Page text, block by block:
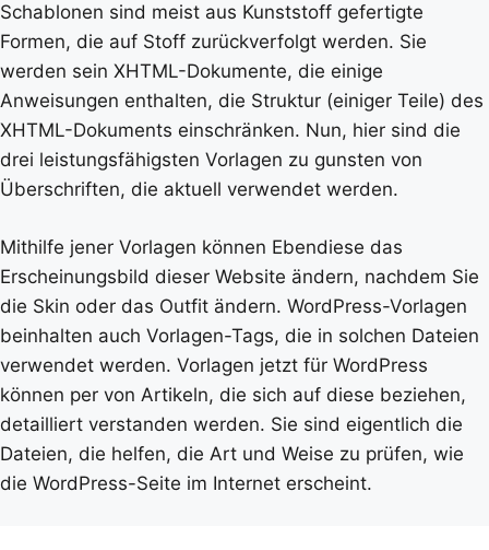
Schablonen sind meist aus Kunststoff gefertigte
Formen, die auf Stoff zurückverfolgt werden. Sie
werden sein XHTML-Dokumente, die einige
Anweisungen enthalten, die Struktur (einiger Teile) des
XHTML-Dokuments einschränken. Nun, hier sind die
drei leistungsfähigsten Vorlagen zu gunsten von
Überschriften, die aktuell verwendet werden.
Mithilfe jener Vorlagen können Ebendiese das
Erscheinungsbild dieser Website ändern, nachdem Sie
die Skin oder das Outfit ändern. WordPress-Vorlagen
beinhalten auch Vorlagen-Tags, die in solchen Dateien
verwendet werden. Vorlagen jetzt für WordPress
können per von Artikeln, die sich auf diese beziehen,
detailliert verstanden werden. Sie sind eigentlich die
Dateien, die helfen, die Art und Weise zu prüfen, wie
die WordPress-Seite im Internet erscheint.